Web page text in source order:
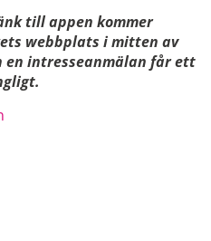
till appen kommer
webbplats i mitten av
en intresseanmälan får ett